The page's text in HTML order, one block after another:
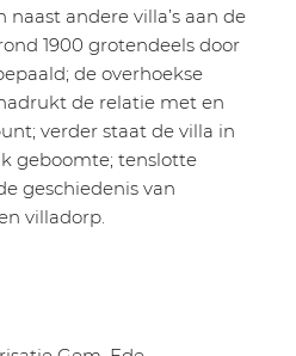
andere villa’s aan de
1900 grotendeels door
de overhoekse
de relatie met en
verder staat de villa in
geboomte; tenslotte
geschiedenis van
villadorp.